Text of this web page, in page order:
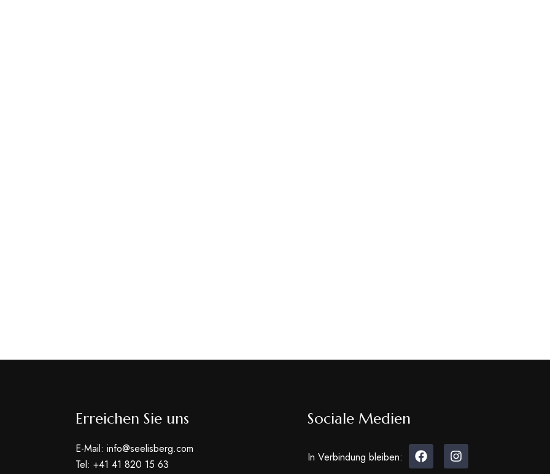
Erreichen Sie uns
E-Mail: info@seelisberg.com
Tel: +41 41 820 15 63
Sociale Medien
In Verbindung bleiben: